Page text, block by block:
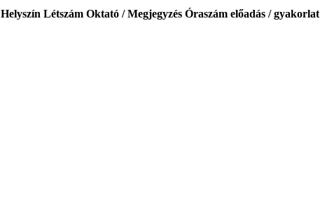
Helyszín Létszám Oktató / Megjegyzés Óraszám előadás / gyakorlat